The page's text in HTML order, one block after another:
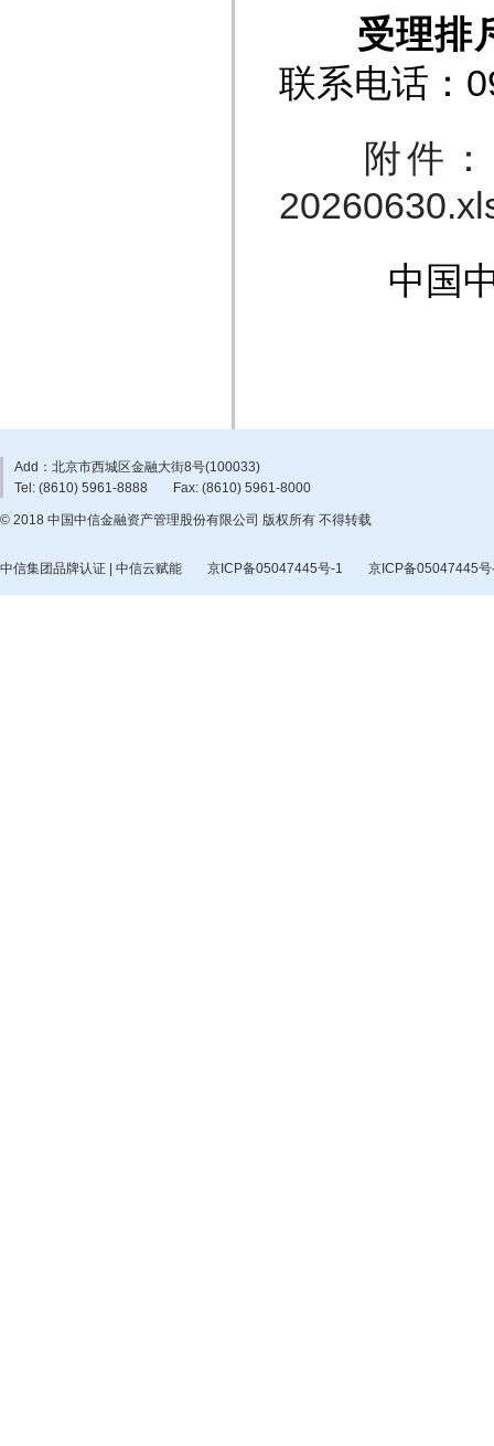
受理排
联系电话：
附件
中国中
Add：北京市西城区金融大街8号(100033)
Tel: (8610) 5961-8888
Fax: (8610) 5961-8000
© 2018 中国中信金融资产管理股份有限公司 版权所有 不得转载
中信集团品牌认证 | 中信云赋能 京ICP备05047445号-1 京ICP备05047445